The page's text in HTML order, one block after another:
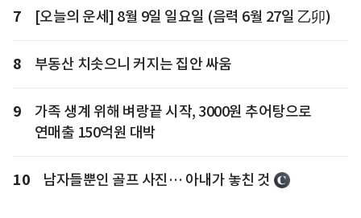
7 [오늘의 운세] 8월 9일 일요일 (음력 6월 27일 乙卯)
8 부동산 치솟으니 커지는 집안 싸움
9
가족 생계 위해 벼랑끝 시작, 3000원 추어탕으로
연매출 150억원 대박
10 남자들뿐인 골프 사진… 아내가 놓친 것